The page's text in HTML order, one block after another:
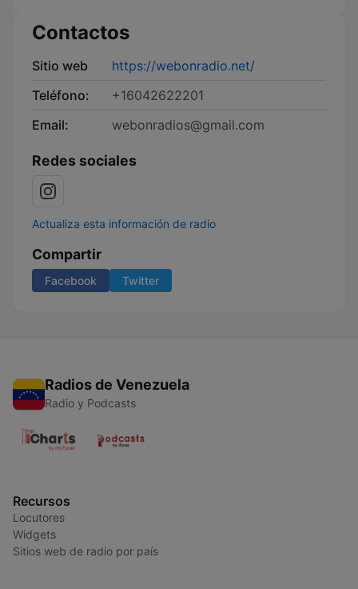
Contactos
Sitio web
https://webonradio.net/
Teléfono:
+16042622201
Email:
webonradios@gmail.com
Redes sociales
Actualiza esta información de radio
Compartir
Facebook Twitter
Radios de Venezuela
Radio y Podcasts
Recursos
Locutores
Widgets
Sitios web de radio por país